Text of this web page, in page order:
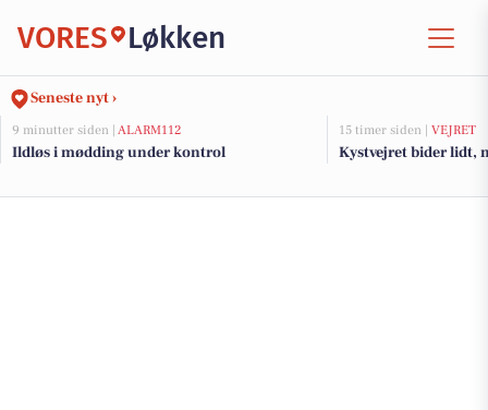
VORES Løkken
Seneste nyt ›
9 minutter siden | ALARM112
Ildløs i mødding under kontrol
15 timer siden | VEJRET
Kystvejret bider lidt,